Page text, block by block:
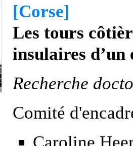
[Corse]
Les tours
insulaires
Recherche
Comité
Caroline